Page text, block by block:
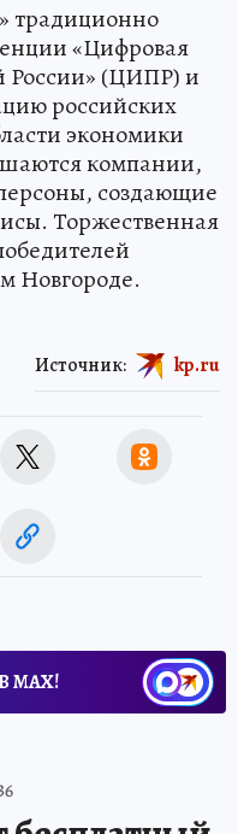
традиционно
«Цифровая
(ЦИПР) и
российских
экономики
компании,
создающие
Торжественная
Новгороде.
Источник: kp.ru
МАХ!